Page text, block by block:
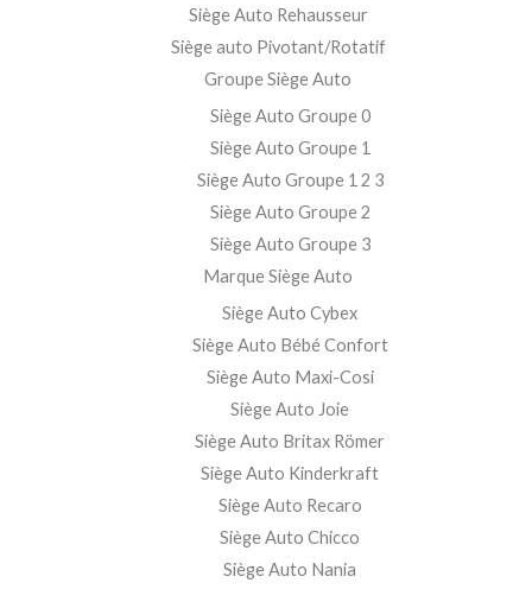
Siège Auto Rehausseur
Siège auto Pivotant/Rotatif
Groupe Siège Auto
Siège Auto Groupe 0
Siège Auto Groupe 1
Siège Auto Groupe 1 2 3
Siège Auto Groupe 2
Siège Auto Groupe 3
Marque Siège Auto
Siège Auto Cybex
Siège Auto Bébé Confort
Siège Auto Maxi-Cosi
Siège Auto Joie
Siège Auto Britax Römer
Siège Auto Kinderkraft
Siège Auto Recaro
Siège Auto Chicco
Siège Auto Nania